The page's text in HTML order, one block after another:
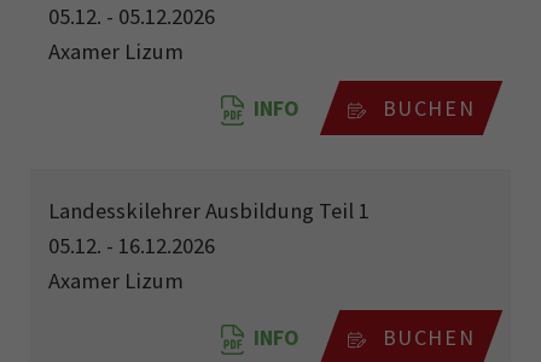
05.12. - 05.12.2026
Axamer Lizum
INFO BUCHEN
Landesskilehrer Ausbildung Teil 1
05.12. - 16.12.2026
Axamer Lizum
INFO BUCHEN